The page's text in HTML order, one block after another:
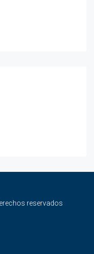
reservados